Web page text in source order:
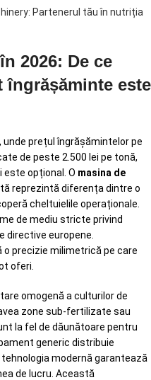
Partenerul tău în nutriția
2026: De ce
îngrășăminte este
prețul îngrășămintelor pe
de peste 2.500 lei pe tonă,
opțional. O masina de
reprezintă diferența dintre o
cheltuielile operaționale.
de mediu stricte privind
directive europene.
precizie milimetrică pe care
oferi.
omogenă a culturilor de
zone sub-fertilizate sau
la fel de dăunătoare pentru
generic distribuie
modernă garantează
de lucru. Această